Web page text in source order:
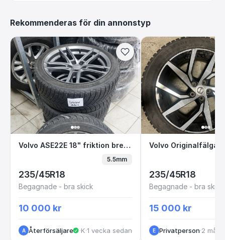
Rekommenderas för din annonstyp
Volvo ASE22E 18" friktion bredvid datorn
Volvo ASE22E 18" friktion bredvid datorn
5.5mm
235/45R18
Begagnade - bra skick
10 000 kr
A Återförsäljare · Kungälv
·1 vecka sedan
Volvo
235/45R18
Begagnade - bra skick
15 000 kr
E Privatperson·2